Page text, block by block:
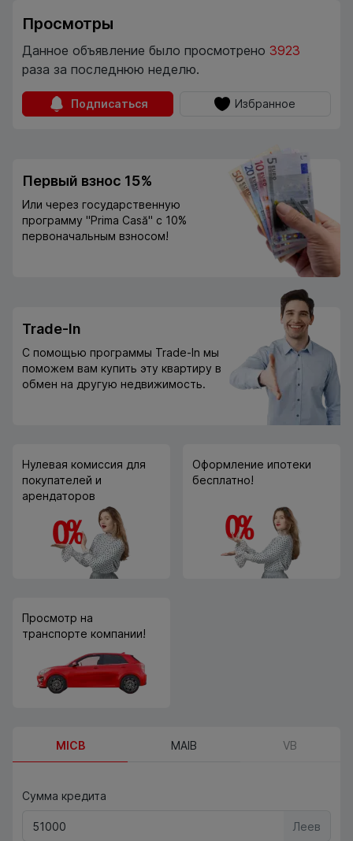
Просмотры
Данное объявление было просмотрено 3923
раза за последнюю неделю.
Подписаться Избранное
Первый взнос 15%
Или через государственную
программу "Prima Casă" с 10%
первоначальным взносом!
Trade-In
С помощью программы Trade-In мы
поможем вам купить эту квартиру в
обмен на другую недвижимость.
Нулевая комиссия для
покупателей и
арендаторов
Оформление ипотеки
бесплатно!
Просмотр на
транспорте компании!
MICB MAIB VB
Сумма кредита
Леев